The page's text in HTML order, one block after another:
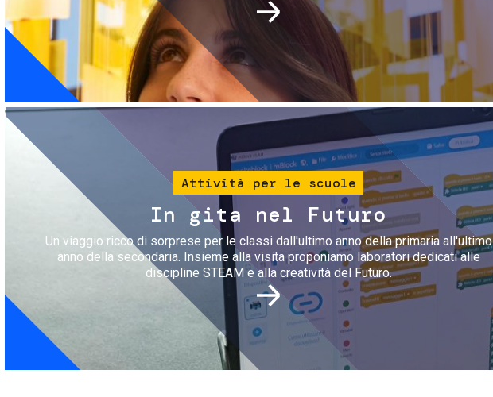
Immagine
Attività per le scuole
In gita nel Futuro
Un viaggio ricco di sorprese per le classi dall'ultimo anno della primaria all'ultimo
anno della secondaria. Insieme alla visita proponiamo laboratori dedicati alle
discipline STEAM e alla creatività del Futuro.